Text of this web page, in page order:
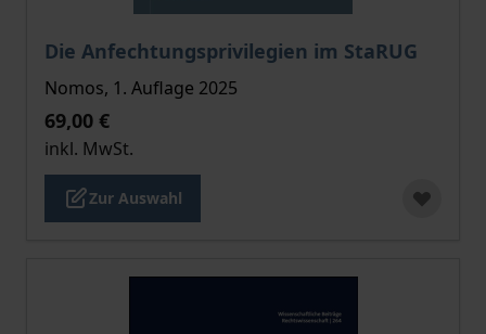
Die Anfechtungsprivilegien im StaRUG
Der Preis dieses Titels richtet sich nach der
Nomos, 1. Auflage 2025
69,00 €
inkl. MwSt.
Zur Auswahl